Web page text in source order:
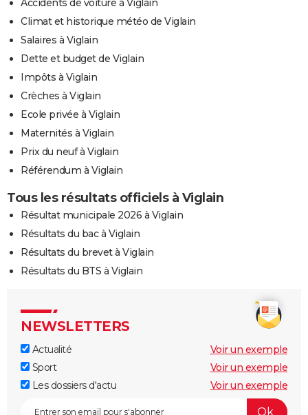
Accidents de voiture à Viglain
Climat et historique météo de Viglain
Salaires à Viglain
Dette et budget de Viglain
Impôts à Viglain
Crèches à Viglain
Ecole privée à Viglain
Maternités à Viglain
Prix du neuf à Viglain
Référendum à Viglain
Tous les résultats officiels à Viglain
Résultat municipale 2026 à Viglain
Résultats du bac à Viglain
Résultats du brevet à Viglain
Résultats du BTS à Viglain
NEWSLETTERS
Actualité
Voir un exemple
Sport
Voir un exemple
Les dossiers d'actu
Voir un exemple